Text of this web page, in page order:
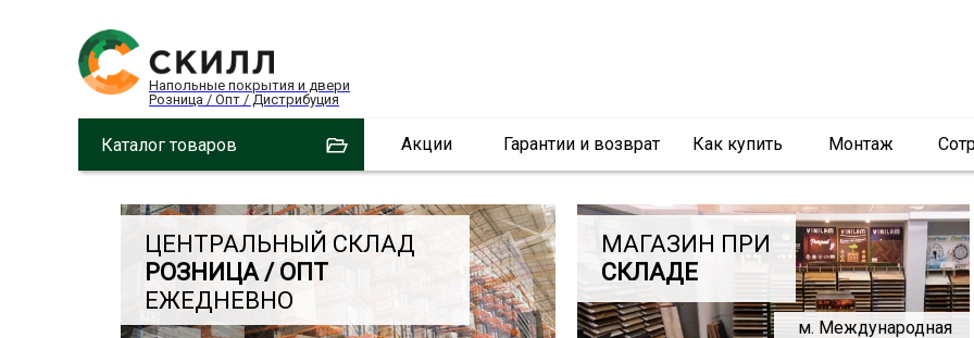
Напольные покрытия и двери
Розница / Опт / Дистрибуция
Каталог товаров Акции Гарантии и возврат Как купить Монтаж
ЦЕНТРАЛЬНЫЙ СКЛАД
РОЗНИЦА / ОПТ
ЕЖЕДНЕВНО
МАГАЗИН ПРИ
СКЛАДЕ
м. Международная